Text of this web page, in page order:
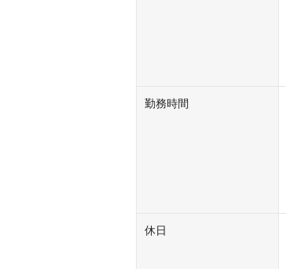
勤務時間
休日